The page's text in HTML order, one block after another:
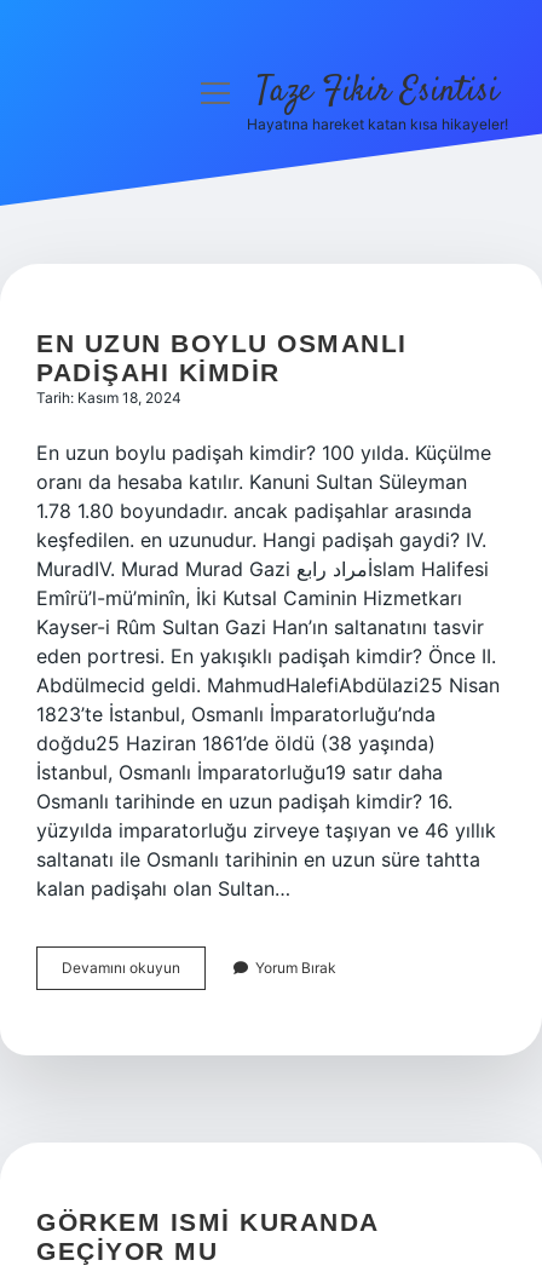
Hakkımızda
menüyüTaze Fikir Esintisi
Hayatına hareket katan kısa hikayeler!
FIKIR
ESINTISI
YAZILAR
EN UZUN BOYLU OSMANLI
PADIŞAHI KIMDIR
Tarih: Kasım 18, 2024
En uzun boylu padişah kimdir? 100 yılda. Küçülme
oranı da hesaba katılır. Kanuni Sultan Süleyman
1.78 1.80 boyundadır. ancak padişahlar arasında
keşfedilen. en uzunudur. Hangi padişah gaydi? IV.
MuradIV. Murad Murad Gazi مراد رابعİslam Halifesi
Emîrü’l-mü’minîn, İki Kutsal Caminin Hizmetkarı
Kayser-i Rûm Sultan Gazi Han’ın saltanatını tasvir
eden portresi. En yakışıklı padişah kimdir? Önce II.
Abdülmecid geldi. MahmudHalefiAbdülazi25 Nisan
1823’te İstanbul, Osmanlı İmparatorluğu’nda
doğdu25 Haziran 1861’de öldü (38 yaşında)
İstanbul, Osmanlı İmparatorluğu19 satır daha
Osmanlı tarihinde en uzun padişah kimdir? 16.
yüzyılda imparatorluğu zirveye taşıyan ve 46 yıllık
saltanatı ile Osmanlı tarihinin en uzun süre tahtta
kalan padişahı olan Sultan…
Devamını okuyun
Uzun
Padişahı
Yorum Bırak
GÖRKEM ISMI KURANDA
GEÇIYOR MU